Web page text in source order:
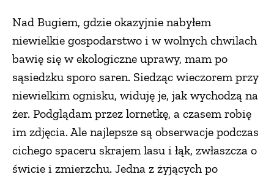
Nad Bugiem, gdzie okazyjnie nabyłem
niewielkie gospodarstwo i w wolnych chwilach
bawię się w ekologiczne uprawy, mam po
sąsiedzku sporo saren. Siedząc wieczorem przy
niewielkim ognisku, widuję je, jak wychodzą na
żer. Podglądam przez lornetkę, a czasem robię
im zdjęcia. Ale najlepsze są obserwacje podczas
cichego spaceru skrajem lasu i łąk, zwłaszcza o
świcie i zmierzchu. Jedna z żyjących po